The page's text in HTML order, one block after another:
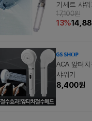
기세트 샤
17,100원
13%
ACA 앞터
샤워기
8,400원